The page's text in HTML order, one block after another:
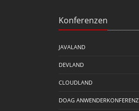
Konferenzen
JAVALAND
DEVLAND
CLOUDLAND
DOAG ANWENDERKONFERENZ